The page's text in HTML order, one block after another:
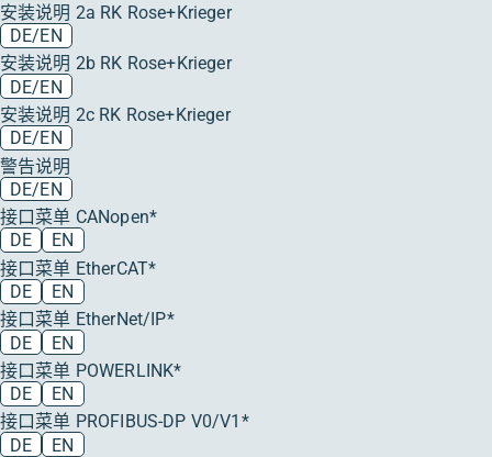
安装说明 2a RK Rose+Krieger
DE/EN
安装说明 2b RK Rose+Krieger
DE/EN
安装说明 2c RK Rose+Krieger
DE/EN
警告说明
DE/EN
接口菜单 CANopen*
DE
EN
接口菜单 EtherCAT*
DE
EN
接口菜单 EtherNet/IP*
DE
EN
接口菜单 POWERLINK*
DE
EN
接口菜单 PROFIBUS-DP V0/V1*
DE
EN